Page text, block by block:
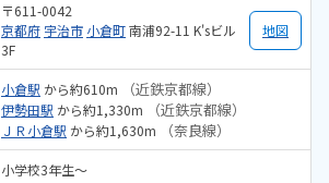
〒611-0042
京都府 宇治市 小倉町南浦92-11 K'sビル
3F
地図
小倉駅 から約610m （近鉄京都線）
伊勢田駅 から約1,330m （近鉄京都線）
ＪＲ小倉駅 から約1,630m （奈良線）
小学校3年生〜